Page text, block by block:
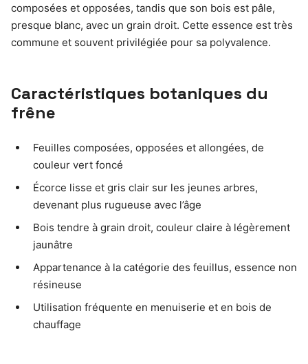
composées et opposées, tandis que son bois est pâle,
presque blanc, avec un grain droit. Cette essence est très
commune et souvent privilégiée pour sa polyvalence.
Caractéristiques botaniques du
frêne
Feuilles composées, opposées et allongées, de
couleur vert foncé
Écorce lisse et gris clair sur les jeunes arbres,
devenant plus rugueuse avec l’âge
Bois tendre à grain droit, couleur claire à légèrement
jaunâtre
Appartenance à la catégorie des feuillus, essence non
résineuse
Utilisation fréquente en menuiserie et en bois de
chauffage